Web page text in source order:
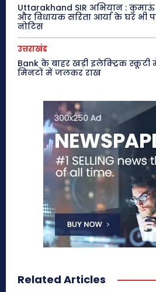
Uttarakhand SIR अभियान :
और विधायक सरिता आर्या के घर भी
नोटिस
उत्तराखंड
Bank के बाहर खड़ी इलेक्ट्रिक
मिनटों में जलकर राख
Related Articles